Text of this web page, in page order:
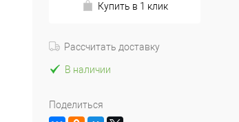
Купить в 1 клик
Рассчитать доставку
В наличии
Поделиться